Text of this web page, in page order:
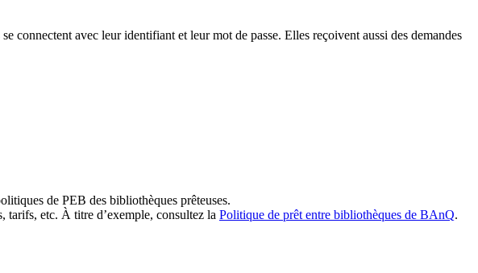
connectent avec leur identifiant et leur mot de passe. Elles reçoivent aussi des demandes
de PEB des bibliothèques prêteuses.
tarifs, etc. À titre d’exemple, consultez la Politique de prêt entre bibliothèques de BAnQ.